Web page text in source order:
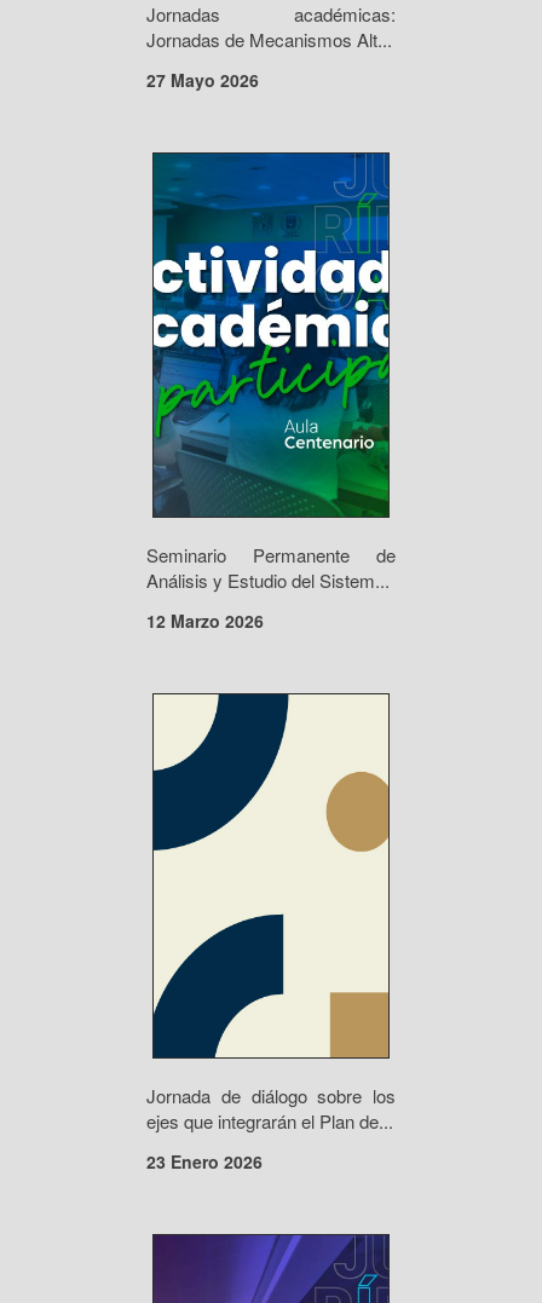
Jornadas académicas:
Jornadas de Mecanismos Alt...
27 Mayo 2026
Seminario Permanente de
Análisis y Estudio del Sistem...
12 Marzo 2026
Jornada de diálogo sobre los
ejes que integrarán el Plan de...
23 Enero 2026